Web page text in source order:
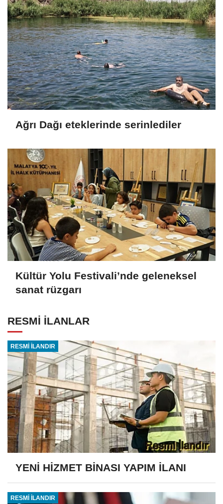
Ağrı Dağı eteklerinde serinlediler
Kültür Yolu Festivali’nde geleneksel
sanat rüzgarı
RESMİ İLANLAR
RESMİ İLANDIR
YENİ HİZMET BİNASI YAPIM İLANI
RESMİ İLANDIR